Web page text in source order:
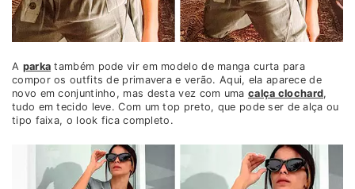
A parka também pode vir em modelo de manga curta para
compor os outfits de primavera e verão. Aqui, ela aparece de
novo em conjuntinho, mas desta vez com uma calça clochard,
tudo em tecido leve. Com um top preto, que pode ser de alça ou
tipo faixa, o look fica completo.